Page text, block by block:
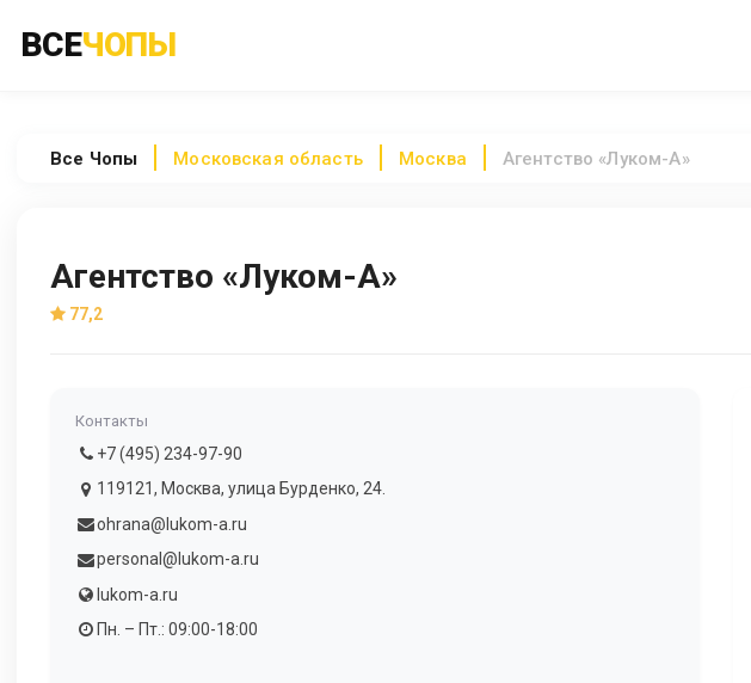
ВСЕЧОПЫ
Все Чопы Московская область Москва Агентство «Луком-А»
Агентство «Луком-А»
77,2
Контакты
+7 (495) 234-97-90
119121, Москва, улица Бурденко, 24.
ohrana@lukom-a.ru
personal@lukom-a.ru
lukom-a.ru
Пн. – Пт.: 09:00-18:00